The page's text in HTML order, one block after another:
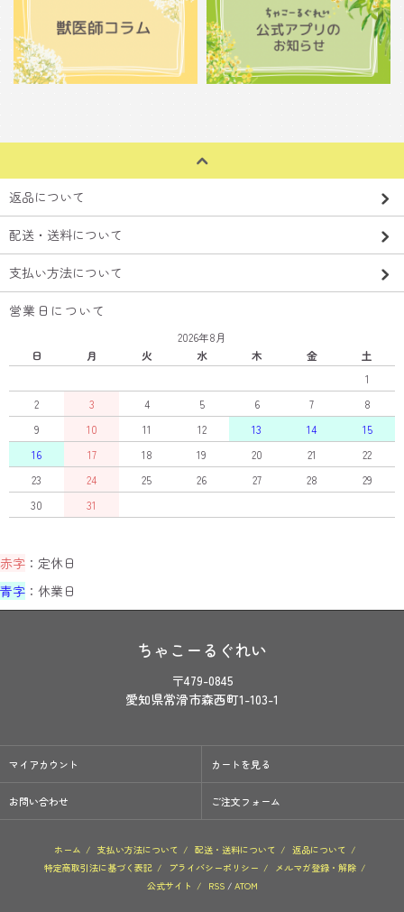
返品について
配送・送料について
支払い方法について
営業日について
2026年8月
日
月 火 水 木 金
土
1
2
3 4 5 6 7
8
9
10 11 12 13 14
15
16
17 18 19 20 21
22
23
24 25 26 27 28
29
30
31
赤字 ：定休日
青字 ：休業日
ちゃこーるぐれい
〒479-0845
愛知県常滑市森西町1-103-1
マイアカウント カートを見る
お問い合わせ ご注文フォーム
ホーム / 支払い方法について / 配送・送料について / 返品について /
特定商取引法に基づく表記 / プライバシーポリシー / メルマガ登録・解除 /
公式サイト / RSS/ ATOM